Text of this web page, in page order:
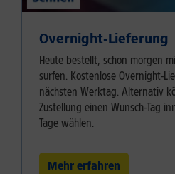
Overnight-Lieferung
Heute bestellt, schon morgen
surfen. Kostenlose Overnight-
nächsten Werktag. Alternativ
Zustellung einen Wunsch-Tag
Tage wählen.
Mehr erfahren